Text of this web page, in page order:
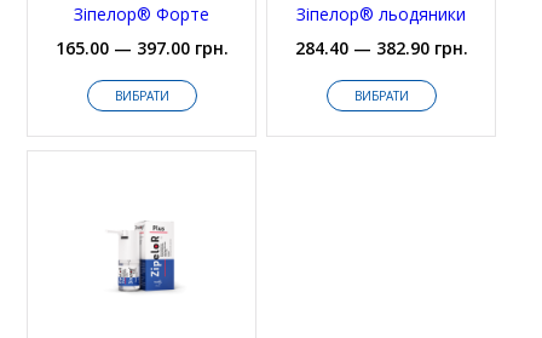
Зіпелор® Форте
165.00 — 397.00 грн.
ВИБРАТИ
Зіпелор® льодяники
284.40 — 382.90 грн.
ВИБРАТИ